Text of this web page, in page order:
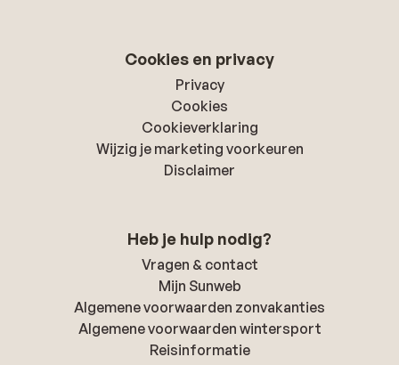
Cookies en privacy
Privacy
Cookies
Cookieverklaring
Wijzig je marketing voorkeuren
Disclaimer
Heb je hulp nodig?
Vragen & contact
Mijn Sunweb
Algemene voorwaarden zonvakanties
Algemene voorwaarden wintersport
Reisinformatie